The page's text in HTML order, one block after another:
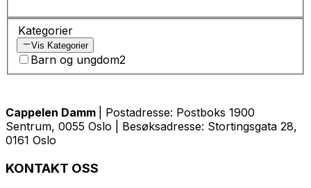
Kategorier
Vis Kategorier
Barn og ungdom2
Cappelen Damm
| Postadresse: Postboks 1900
Sentrum, 0055 Oslo | Besøksadresse: Stortingsgata 28,
0161 Oslo
KONTAKT OSS